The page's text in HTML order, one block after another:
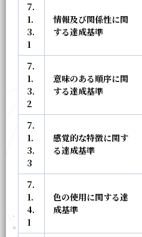
7.
1.
3.
1
情報及び関係性に関
する達成基準
7.
1.
3.
2
意味のある順序に関
する達成基準
7.
1.
3.
3
感覚的な特徴に関す
る達成基準
7.
1.
4.
1
色の使用に関する達
成基準